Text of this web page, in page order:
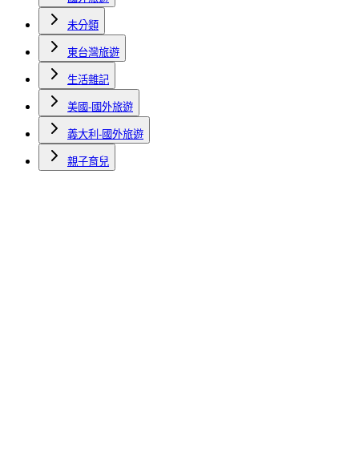
未分類
東台灣旅遊
生活雜記
美國-國外旅遊
義大利-國外旅遊
親子育兒